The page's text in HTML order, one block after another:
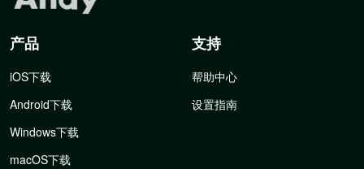
产品
iOS下载
Android下载
Windows下载
macOS下载
支持
帮助中心
设置指南